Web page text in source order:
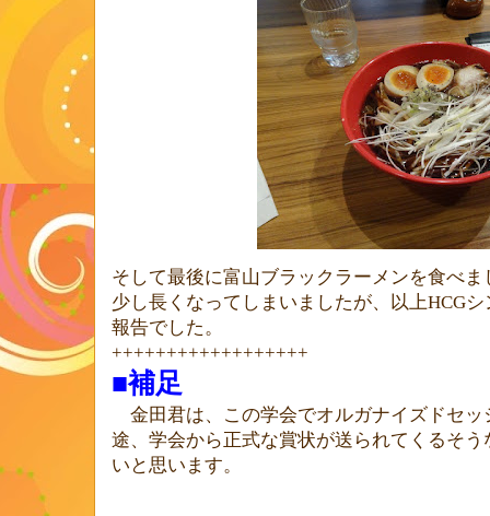
そして最後に富山ブラックラーメンを食べま
少し長くなってしまいましたが、以上HCGシ
報告でした。
++++++++++++++++++
■補足
金田君は、この学会でオルガナイズドセッ
途、学会から正式な賞状が送られてくるそ
いと思います。